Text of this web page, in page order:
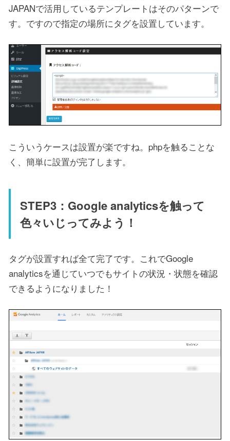
JAPANで活用しているテンプレートはそのパターンで
す。ですので指定の場所にタグを設置しています。
こういうケースは設置が楽ですね。phpを触ることな
く、簡単に設置が完了します。
STEP3：Google analyticsを触って
色々いじってみよう！
タグが設置すれば全て完了です。これでGoogle
analyticsを通じていつでもサイトの状況・状態を確認
できるようになりました！